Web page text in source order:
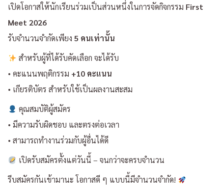
เปิดโอกาสให้นักเรียนร่วมเป็นส่วนหนึ่งในการจัดกิจกรรม First
Meet 2026
รับจำนวนจำกัดเพียง 5 คนเท่านั้น
สำหรับผู้ที่ได้รับคัดเลือก จะได้รับ
• คะแนนพฤติกรรม +10 คะแนน
• เกียรติบัตร สำหรับใช้เป็นผลงานสะสม
คุณสมบัติผู้สมัคร
• มีความรับผิดชอบ และตรงต่อเวลา
• สามารถทำงานร่วมกับผู้อื่นได้ดี
เปิดรับสมัครตั้งแต่วันนี้ – จนกว่าจะครบจำนวน
รีบสมัครกันเข้ามานะ โอกาสดี ๆ แบบนี้มีจำนวนจำกัด!